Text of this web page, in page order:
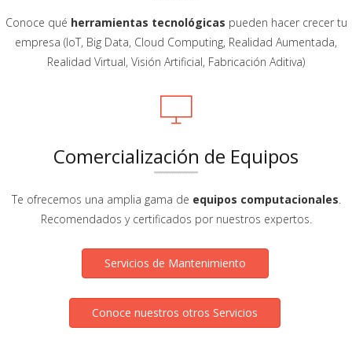
Conoce qué herramientas tecnológicas pueden hacer crecer tu
empresa (IoT, Big Data, Cloud Computing, Realidad Aumentada,
Realidad Virtual, Visión Artificial, Fabricación Aditiva)
Comercialización de Equipos
Te ofrecemos una amplia gama de equipos computacionales.
Recomendados y certificados por nuestros expertos.
Servicios de Mantenimiento
Conoce nuestros otros Servicios